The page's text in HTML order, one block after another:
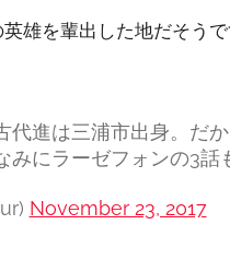
雄を輩出した地だそうで
進は三浦市出身。だ
にラーゼフォンの3話
November 23, 2017